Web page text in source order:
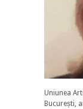
Uniunea
București,